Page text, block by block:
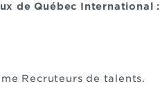
de Québec International :
Recruteurs de talents.